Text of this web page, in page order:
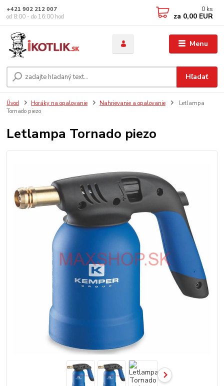
Menu
Hľadať
+421 902 212 007
od 8:00 - do 16:00 hod
0 ks
za 0,00 EUR
Úvod Horáky na opalovanie Nahrievanie a opalovanie
Letlampa
Tornado piezo
Letlampa Tornado piezo